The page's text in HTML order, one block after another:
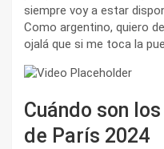
siempre voy a estar
Como argentino, quiero
ojalá que si me toca la
Cuándo son
de París 2024